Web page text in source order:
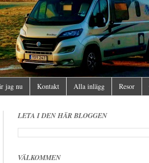
jag nu Kontakt Alla inlägg Resor
LETA I DEN HÄR BLOGGEN
VÄLKOMMEN